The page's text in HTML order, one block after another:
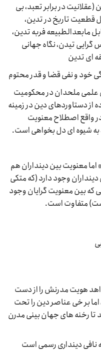
(عقلانیت در برابر تعبد، بی
قطعیت تاریخ در تدین،
مابعدالطبیعه فربه تدین،
گرایی تیدن، نگاه جهانی
ای تدین
خود و نفی قضا و قدر محتوم
علمی ملحدان در محکومیت
از دستاوردهای دین در زمینه
واقع اصطلاح معنویت
شیوه ای دل بخواهی است.
معنویت بین دینداران هم
وجود دارد (که متکی
که بین معنویت گرایان وجود
متفاوت است.
هویت مدرنش را از دست
بر خی عناصر دین را تحت
رخنه های جهان بینی مدرن
نافی دینداری رسمی است